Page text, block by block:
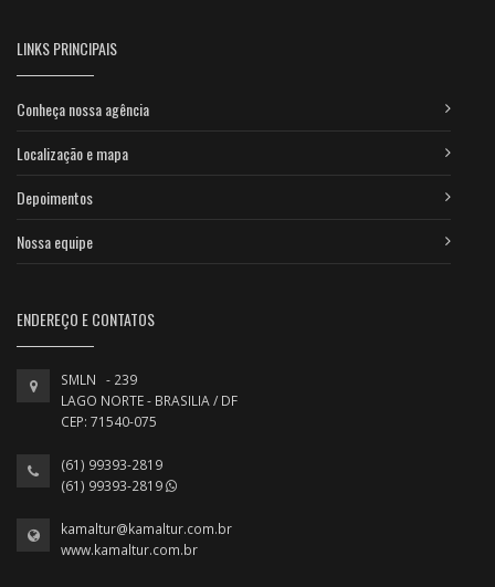
LINKS PRINCIPAIS
Conheça nossa agência
Localização e mapa
Depoimentos
Nossa equipe
ENDEREÇO E CONTATOS
SMLN - 239
LAGO NORTE - BRASILIA / DF
CEP: 71540-075
(61) 99393-2819
(61) 99393-2819
kamaltur@kamaltur.com.br
www.kamaltur.com.br